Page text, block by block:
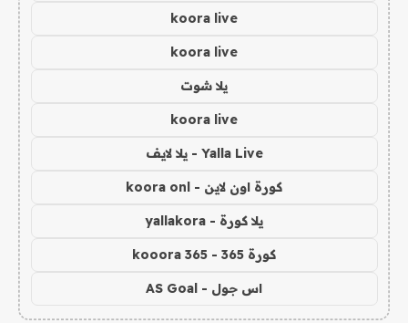
koora live
koora live
يلا شوت
koora live
Yalla Live - يلا لايف
كورة اون لاين - koora onl
يلا كورة - yallakora
كورة 365 - kooora 365
اس جول - AS Goal